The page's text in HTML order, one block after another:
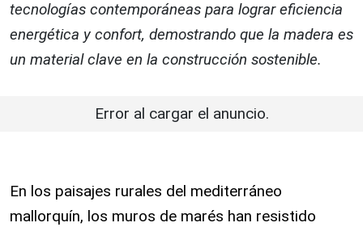
tecnologías contemporáneas para lograr eficiencia
energética y confort, demostrando que la madera es
un material clave en la construcción sostenible.
Error al cargar el anuncio.
En los paisajes rurales del mediterráneo
mallorquín, los muros de marés han resistido